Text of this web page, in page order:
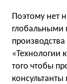
Поэтому нет
глобальными
«Технологии
того чтобы
консультанты